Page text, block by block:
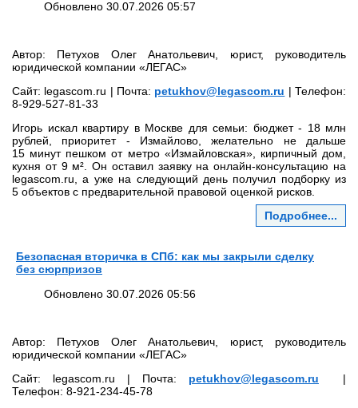
Обновлено 30.07.2026 05:57
Автор: Петухов Олег Анатольевич, юрист, руководитель
юридической компании «ЛЕГАС»
Сайт: legascom.ru | Почта: petukhov@legascom.ru | Телефон:
8‑929‑527‑81‑33
Игорь искал квартиру в Москве для семьи: бюджет - 18 млн
рублей, приоритет - Измайлово, желательно не дальше
15 минут пешком от метро «Измайловская», кирпичный дом,
кухня от 9 м². Он оставил заявку на онлайн‑консультацию на
legascom.ru, а уже на следующий день получил подборку из
5 объектов с предварительной правовой оценкой рисков.
Подробнее...
Безопасная вторичка в СПб: как мы закрыли сделку
без сюрпризов
Обновлено 30.07.2026 05:56
Автор: Петухов Олег Анатольевич, юрист, руководитель
юридической компании «ЛЕГАС»
Сайт: legascom.ru | Почта: petukhov@legascom.ru |
Телефон: 8‑921‑234‑45‑78